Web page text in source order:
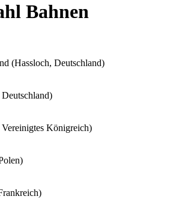
Bahnen
(Hassloch, Deutschland)
Königreich)